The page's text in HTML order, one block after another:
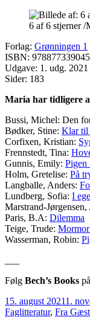
6 af 6 stjerner /
Forlag: Grønningen 1
ISBN:
Udgave: 1. udg. 2021
Sider: 183
Maria har tidligere
Bussi, Michel: Den
Bødker, Stine: Klar til
Corfixen, Kristian:
Frennstedt, Tina:
Gunnis, Emily: Pigen
Holm, Gretelise: På
Langballe, Anders:
Lundberg, Sofia: I
Marstrand-
Paris, B.A: Dilemma
Teige, Trude: Mormor
Wasserman, Robin:
Følg Bech’s Books på
15. august 20211.
Faglitteratur, Fra